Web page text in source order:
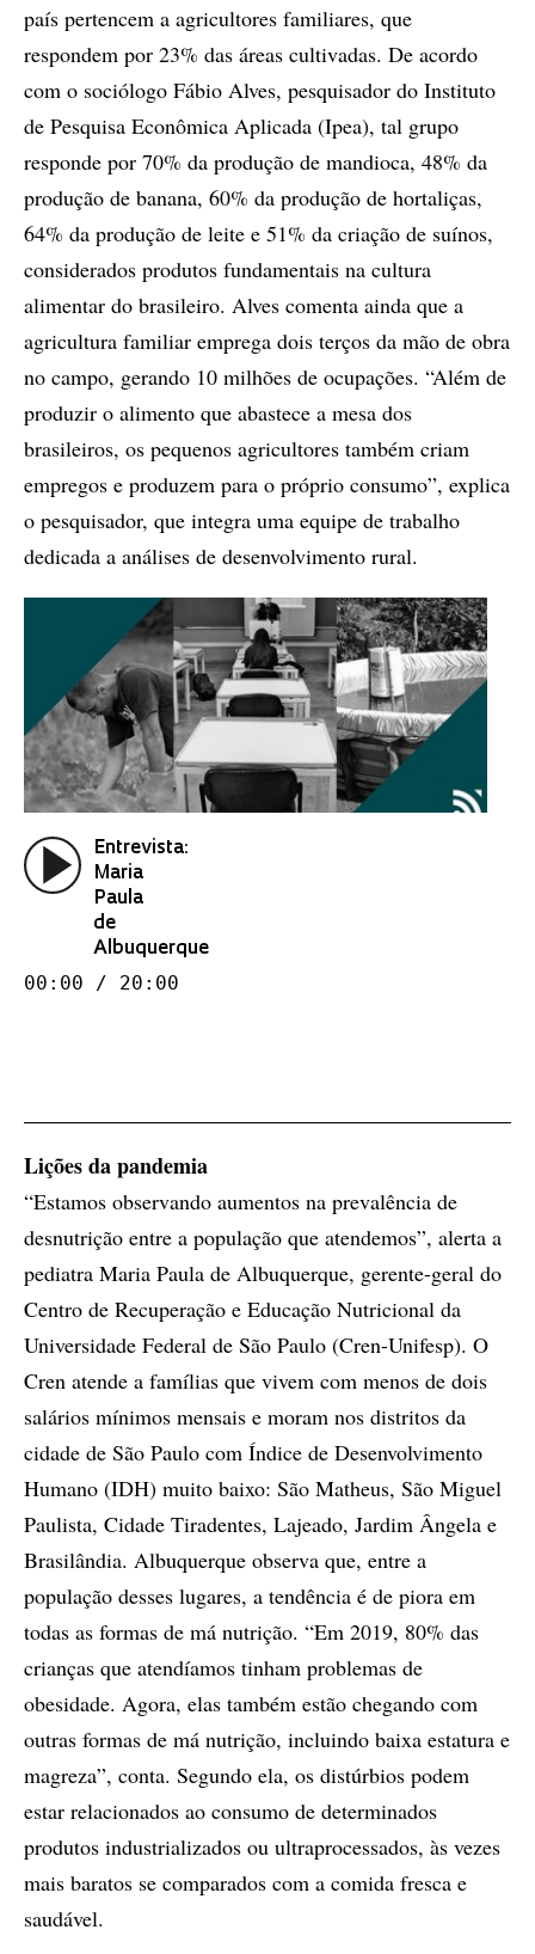
país pertencem a agricultores familiares, que
respondem por 23% das áreas cultivadas. De acordo
com o sociólogo Fábio Alves, pesquisador do Instituto
de Pesquisa Econômica Aplicada (Ipea), tal grupo
responde por 70% da produção de mandioca, 48% da
produção de banana, 60% da produção de hortaliças,
64% da produção de leite e 51% da criação de suínos,
considerados produtos fundamentais na cultura
alimentar do brasileiro. Alves comenta ainda que a
agricultura familiar emprega dois terços da mão de obra
no campo, gerando 10 milhões de ocupações. “Além de
produzir o alimento que abastece a mesa dos
brasileiros, os pequenos agricultores também criam
empregos e produzem para o próprio consumo”, explica
o pesquisador, que integra uma equipe de trabalho
dedicada a análises de desenvolvimento rural.
Entrevista:
Maria
Paula
de
Albuquerque
00:00 / 20:00
Lições da pandemia
“Estamos observando aumentos na prevalência de
desnutrição entre a população que atendemos”, alerta a
pediatra Maria Paula de Albuquerque, gerente-geral do
Centro de Recuperação e Educação Nutricional da
Universidade Federal de São Paulo (Cren-Unifesp). O
Cren atende a famílias que vivem com menos de dois
salários mínimos mensais e moram nos distritos da
cidade de São Paulo com Índice de Desenvolvimento
Humano (IDH) muito baixo: São Matheus, São Miguel
Paulista, Cidade Tiradentes, Lajeado, Jardim Ângela e
Brasilândia. Albuquerque observa que, entre a
população desses lugares, a tendência é de piora em
todas as formas de má nutrição. “Em 2019, 80% das
crianças que atendíamos tinham problemas de
obesidade. Agora, elas também estão chegando com
outras formas de má nutrição, incluindo baixa estatura e
magreza”, conta. Segundo ela, os distúrbios podem
estar relacionados ao consumo de determinados
produtos industrializados ou ultraprocessados, às vezes
mais baratos se comparados com a comida fresca e
saudável.